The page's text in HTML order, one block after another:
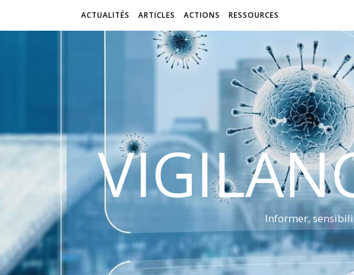
ACTUALITÉS ARTICLES ACTIONS RESSOURCES
Informer,